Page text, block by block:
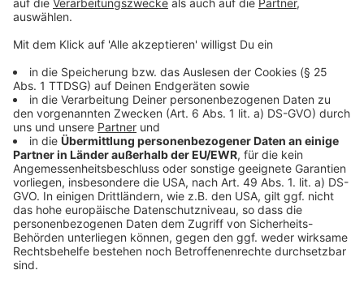
Mikroplastik, aus essbaren Zutaten, ist im
Handumdrehen fertig.
Anzeige
©Nadine Schubert
Das Lebkuchen-Peeling, das ohne Mikroplastik
daherkommt.
Anzeige
Die Zutaten: